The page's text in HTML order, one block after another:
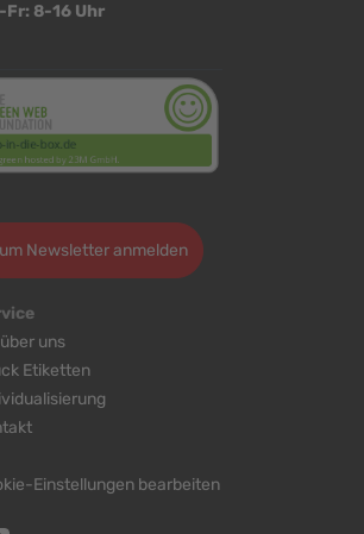
Fr: 8-16 Uhr
Newsletter anmelden
uns
Etiketten
Einstellungen bearbeiten